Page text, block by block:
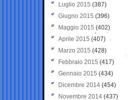
Luglio 2015 (387)
Giugno 2015 (396)
Maggio 2015 (402)
Aprile 2015 (407)
Marzo 2015 (428)
Febbraio 2015 (417)
Gennaio 2015 (434)
Dicembre 2014 (454)
Novembre 2014 (437)